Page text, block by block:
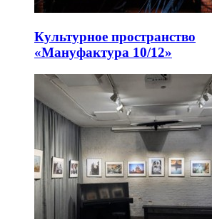
Культурное пространство
«Мануфактура 10/12»